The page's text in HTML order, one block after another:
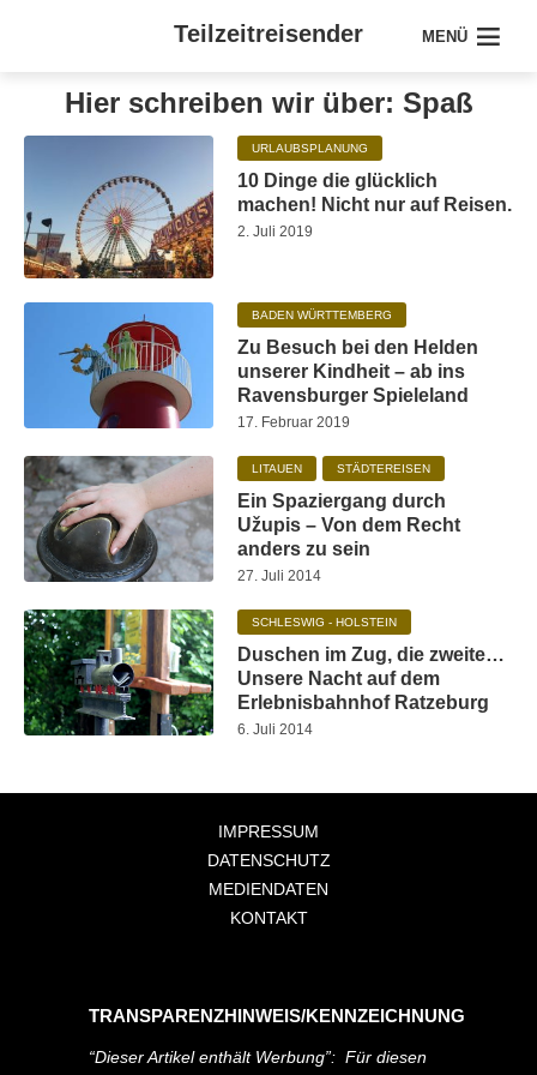
Teilzeitreisender MENÜ
Hier schreiben wir über: Spaß
URLAUBSPLANUNG
10 Dinge die glücklich
machen! Nicht nur auf Reisen.
2. Juli 2019
BADEN WÜRTTEMBERG
Zu Besuch bei den Helden
unserer Kindheit – ab ins
Ravensburger Spieleland
17. Februar 2019
LITAUEN STÄDTEREISEN
Ein Spaziergang durch
Užupis – Von dem Recht
anders zu sein
27. Juli 2014
SCHLESWIG - HOLSTEIN
Duschen im Zug, die zweite…
Unsere Nacht auf dem
Erlebnisbahnhof Ratzeburg
6. Juli 2014
IMPRESSUM
DATENSCHUTZ
MEDIENDATEN
KONTAKT
TRANSPARENZHINWEIS/KENNZEICHNUNG
“Dieser Artikel enthält Werbung”: Für diesen